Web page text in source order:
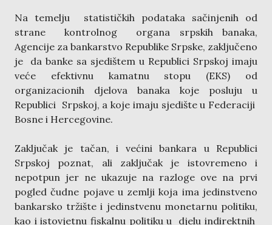
Na temelju statističkih podataka sačinjenih od
strane kontrolnog organa srpskih banaka,
Agencije za bankarstvo Republike Srpske, zaključeno
je da banke sa sjedištem u Republici Srpskoj imaju
veće efektivnu kamatnu stopu (EKS) od
organizacionih djelova banaka koje posluju u
Republici Srpskoj, a koje imaju sjedište u Federaciji
Bosne i Hercegovine.
Zaključak je tačan, i većini bankara u Republici
Srpskoj poznat, ali zaključak je istovremeno i
nepotpun jer ne ukazuje na razloge ove na prvi
pogled čudne pojave u zemlji koja ima jedinstveno
bankarsko tržište i jedinstvenu monetarnu politiku,
kao i istovjetnu fiskalnu politiku u djelu indirektnih